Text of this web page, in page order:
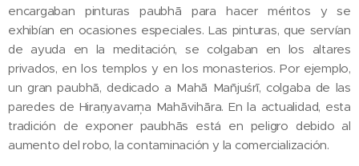
encargaban pinturas paubhā para hacer méritos y se
exhibían en ocasiones especiales. Las pinturas, que servían
de ayuda en la meditación, se colgaban en los altares
privados, en los templos y en los monasterios. Por ejemplo,
un gran paubhā, dedicado a Mahā Mañjuśrī, colgaba de las
paredes de Hiraṇyavarņa Mahāvihāra. En la actualidad, esta
tradición de exponer paubhās está en peligro debido al
aumento del robo, la contaminación y la comercialización.